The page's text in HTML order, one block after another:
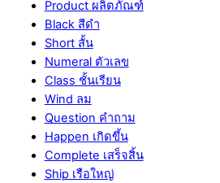
Product ผลิตภัณฑ์
Black สีดำ
Short สั้น
Numeral ตัวเลข
Class ชั้นเรียน
Wind ลม
Question คำถาม
Happen เกิดขึ้น
Complete เสร็จสิ้น
Ship เรือใหญ่